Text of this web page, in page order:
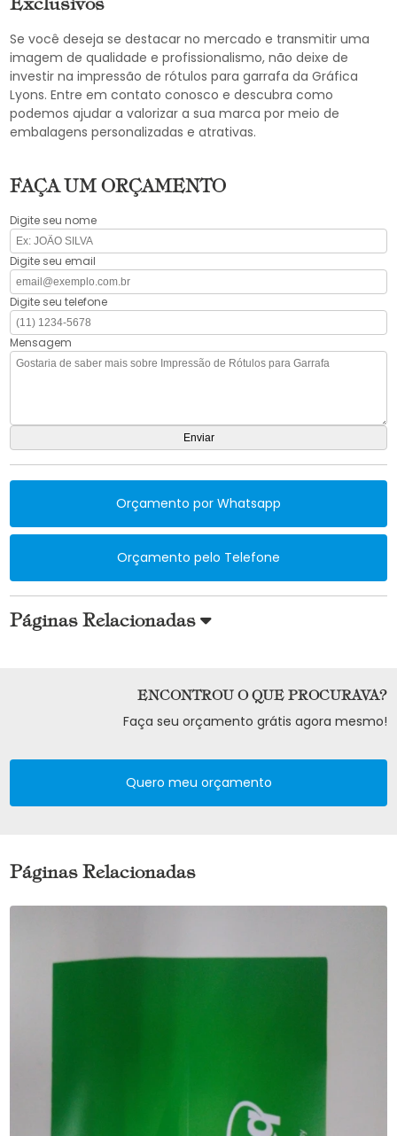
Exclusivos
Se você deseja se destacar no mercado e transmitir uma
imagem de qualidade e profissionalismo, não deixe de
investir na impressão de rótulos para garrafa da Gráfica
Lyons. Entre em contato conosco e descubra como
podemos ajudar a valorizar a sua marca por meio de
embalagens personalizadas e atrativas.
FAÇA UM ORÇAMENTO
Digite seu nome
Digite seu email
Digite seu telefone
Mensagem
Orçamento por Whatsapp
Orçamento pelo Telefone
Páginas Relacionadas
ENCONTROU O QUE PROCURAVA?
Faça seu orçamento grátis agora mesmo!
Quero meu orçamento
Páginas Relacionadas